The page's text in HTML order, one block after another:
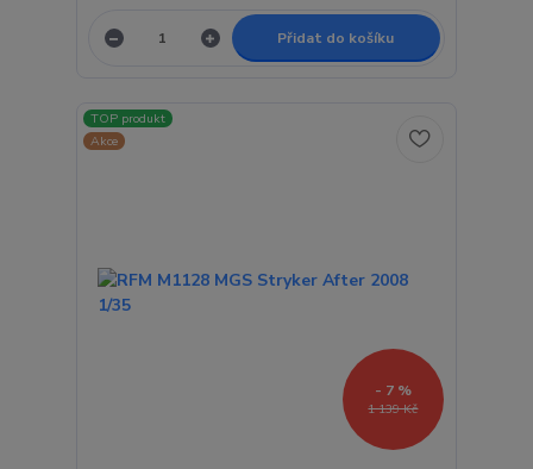
Přidat do košíku
TOP produkt
Akce
1 139 Kč
- 7 %